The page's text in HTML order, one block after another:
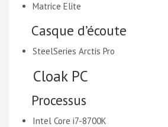
Matrice Elite
Casque d’écoute
SteelSeries Arctis Pro
Cloak PC
Processus
Intel Core i7-8700K